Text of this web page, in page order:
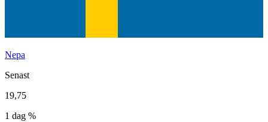
Nepa
Senast
19,75
1 dag %